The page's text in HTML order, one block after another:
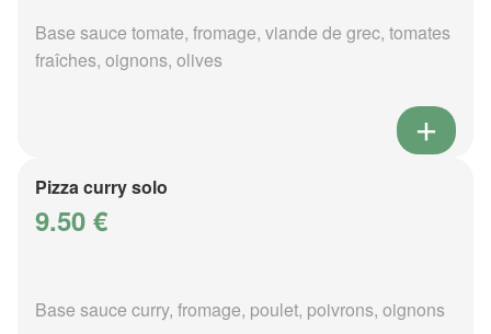
Base sauce tomate, fromage, viande de grec, tomates
fraîches, oignons, olives
Pizza curry solo
9.50 €
Base sauce curry, fromage, poulet, poivrons, oignons